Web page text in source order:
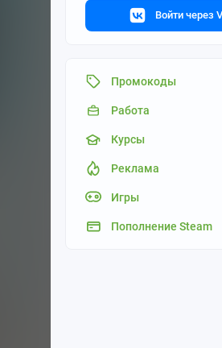
Войти через
Промокоды
Работа
Курсы
Реклама
Игры
Пополнение Steam